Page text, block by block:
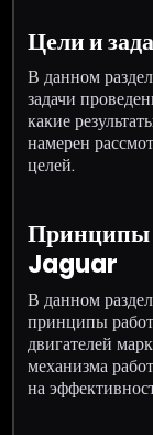
Цели и
В данном
задачи
какие
намерен
целей.
Принципы
Jaguar
В данном
принципы
двигателей
механизма
на